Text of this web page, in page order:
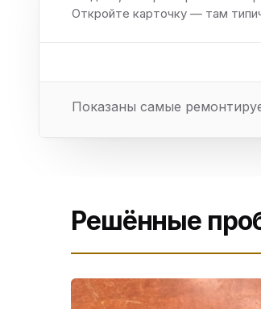
Откройте карточку — там
Показаны самые
Решённые